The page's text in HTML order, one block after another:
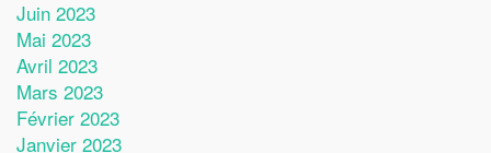
Juin 2023
Mai 2023
Avril 2023
Mars 2023
Février 2023
Janvier 2023